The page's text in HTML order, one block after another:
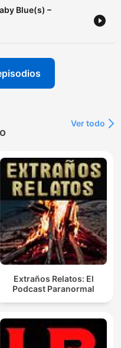
Blue(s) –
Ver todo
Extraños Relatos: El
Podcast Paranormal